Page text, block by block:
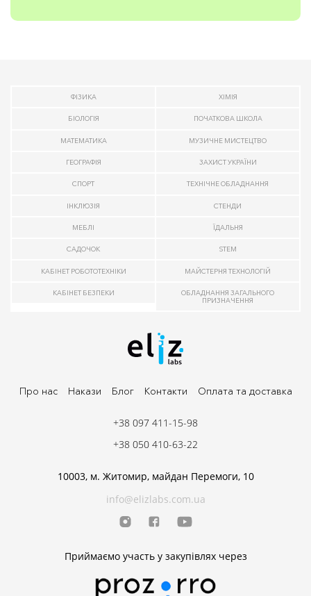
ФІЗИКА ХІМІЯ
БІОЛОГІЯ ПОЧАТКОВА ШКОЛА
МАТЕМАТИКА МУЗИЧНЕ МИСТЕЦТВО
ГЕОГРАФІЯ ЗАХИСТ УКРАЇНИ
СПОРТ ТЕХНІЧНЕ ОБЛАДНАННЯ
ІНКЛЮЗІЯ СТЕНДИ
МЕБЛІ ЇДАЛЬНЯ
САДОЧОК STEM
КАБІНЕТ РОБОТОТЕХНІКИ МАЙСТЕРНЯ ТЕХНОЛОГІЙ
КАБІНЕТ БЕЗПЕКИ
ОБЛАДНАННЯ ЗАГАЛЬНОГО
ПРИЗНАЧЕННЯ
Про нас Накази Блог Контакти Оплата та доставка
10003, м. Житомир, майдан Перемоги, 10
info@elizlabs.com.ua
Приймаємо участь у закупівлях через
+38 097 411-15-98
+38 050 410-63-22